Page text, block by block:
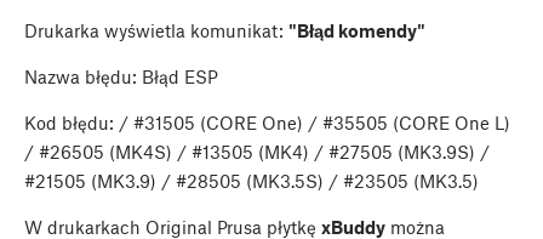
Drukarka wyświetla komunikat: "Błąd komendy"
Nazwa błędu: Błąd ESP
Kod błędu: / #31505 (CORE One) / #35505 (CORE One L)
/ #26505 (MK4S) / #13505 (MK4) / #27505 (MK3.9S) /
#21505 (MK3.9) / #28505 (MK3.5S) / #23505 (MK3.5)
W drukarkach Original Prusa płytkę xBuddy można